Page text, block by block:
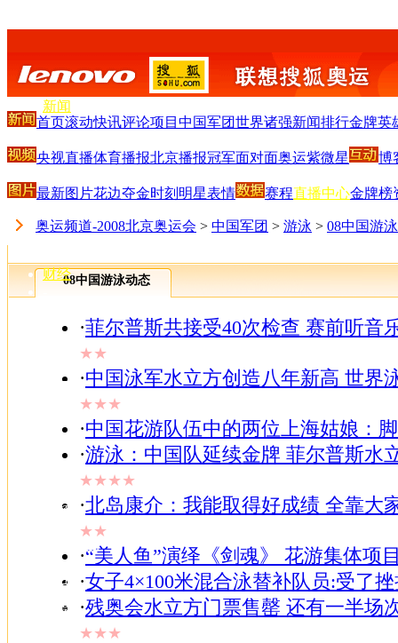
搜狐首页
新闻
-
-
-
-
财经
房产
视频
ChinaRen
邮件
博客
首页滚动快讯评论项目 中国军团世界诸强新闻排行金牌英
央视直播体育播报北京播报冠军面对面奥运紫微星 博
最新图片花边夺金时刻 明星表情 赛程直播中心金牌榜
奥运频道-2008北京奥运会 > 中国军团 > 游泳 > 08中国游
08中国游泳动态
·菲尔普斯共接受40次检查 赛前听音
★★
·中国泳军水立方创造八年新高 世界
★★★
·中国花游队伍中的两位上海姑娘：
·游泳：中国队延续金牌 菲尔普斯水
★★★★
·北岛康介：我能取得好成绩 全靠大
★★
·“美人鱼”演绎《剑魂》 花游集体项
·女子4×100米混合泳替补队员:受了
·残奥会水立方门票售罄 还有一半场
★★★